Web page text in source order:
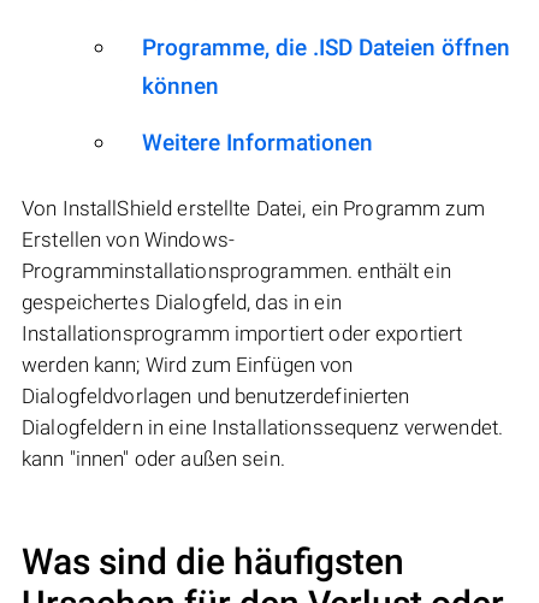
Programme, die .ISD Dateien öffnen
können
Weitere Informationen
Von InstallShield erstellte Datei, ein Programm zum
Erstellen von Windows-
Programminstallationsprogrammen. enthält ein
gespeichertes Dialogfeld, das in ein
Installationsprogramm importiert oder exportiert
werden kann; Wird zum Einfügen von
Dialogfeldvorlagen und benutzerdefinierten
Dialogfeldern in eine Installationssequenz verwendet.
kann "innen" oder außen sein.
Was sind die häufigsten